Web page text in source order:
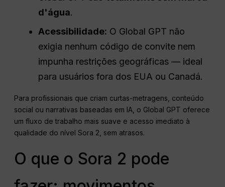
d'água.
Acessibilidade: O Global GPT não
exigia nenhum código de convite nem
impunha restrições geográficas — ideal
para usuários fora dos EUA ou Canadá.
Para profissionais que criam curtas-metragens, conteúdo
social ou narrativas baseadas em IA, o Global GPT oferece
um fluxo de trabalho mais suave e acesso imediato à
qualidade do nível Sora 2, sem atrasos.
O que o Sora 2 pode